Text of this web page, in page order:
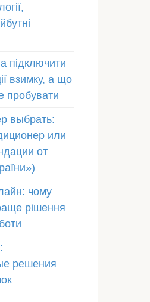
підключити
взимку, а що
пробувати
выбрать:
или
от
чому
рішення
решения